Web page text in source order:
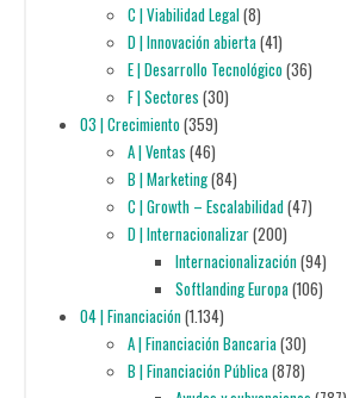
C | Viabilidad Legal(8)
D | Innovación abierta(41)
E | Desarrollo Tecnológico(36)
F | Sectores (30)
03 | Crecimiento(359)
A | Ventas (46)
B | Marketing(84)
C | Growth – Escalabilidad(47)
D | Internacionalizar(200)
Internacionalización(94)
Softlanding Europa(106)
04 | Financiación(1.134)
A | Financiación Bancaria(30)
B | Financiación Pública(878)